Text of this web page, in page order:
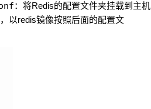
：将Redis的配置文件夹挂载到主机
以redis镜像按照后面的配置文